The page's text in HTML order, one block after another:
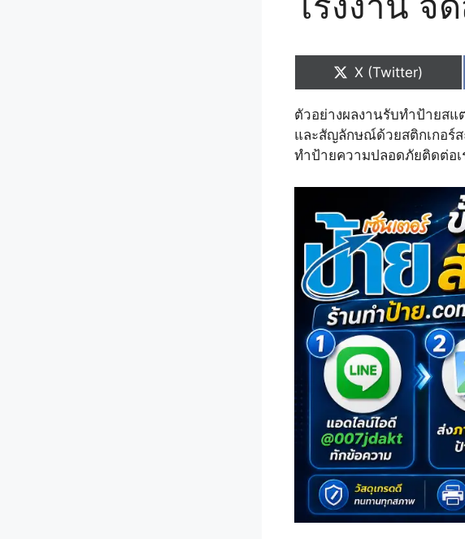
Share
X (Twitter)
ตัวอย่างผลงานรับทำป้ายส
และสัญลักษณ์ด้วยสติกเกอร์
ทำป้ายความปลอดภัยติดต่อเ